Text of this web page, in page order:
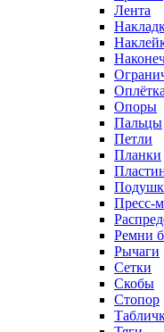
Лента
Оплётка
Опоры
Пальцы
Петли
Планки
Пресс-
Ремни
Рычаги
Сетки
Скобы
Стопор